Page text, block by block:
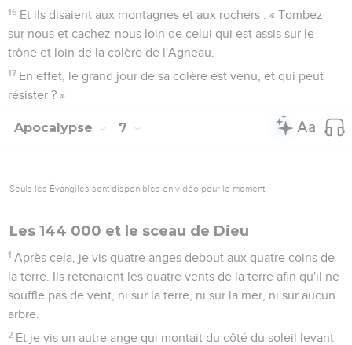
16 Et ils disaient aux montagnes et aux rochers : « Tombez
sur nous et cachez-nous loin de celui qui est assis sur le
trône et loin de la colère de l'Agneau.
17 En effet, le grand jour de sa colère est venu, et qui peut
résister ? »
Apocalypse 7
Seuls les Évangiles sont disponibles en vidéo pour le moment.
Les 144 000 et le sceau de Dieu
1 Après cela, je vis quatre anges debout aux quatre coins de
la terre. Ils retenaient les quatre vents de la terre afin qu'il ne
souffle pas de vent, ni sur la terre, ni sur la mer, ni sur aucun
arbre.
2 Et je vis un autre ange qui montait du côté du soleil levant